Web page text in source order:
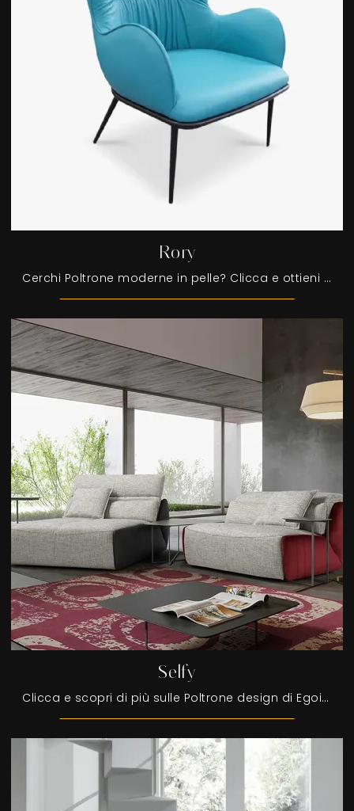
Rory
Cerchi Poltrone moderne in pelle? Clicca e ottieni informazioni sul modello Rory di Egoitaliano.
Selfy
Clicca e scopri di più sulle Poltrone design di Egoitaliano! Diversi modelli in tessuto, come Selfy, ti aspettano.